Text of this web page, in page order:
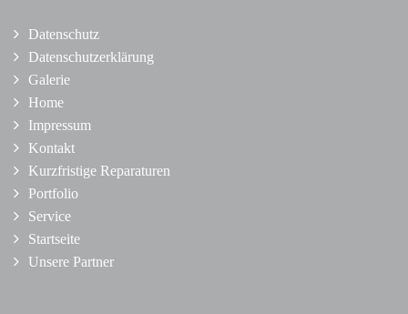
Datenschutz
Datenschutzerklärung
Galerie
Home
Impressum
Kontakt
Kurzfristige Reparaturen
Portfolio
Service
Startseite
Unsere Partner